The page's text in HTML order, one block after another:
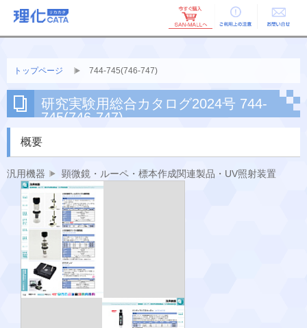
ご利用上の お問い合せ
トップページ 744-745(746-747)
研究実験用総合カタログ2024号 744-
745(746-747)
概要
汎用機器 顕微鏡・ルーペ・標本作成関連製品・UV照射装置